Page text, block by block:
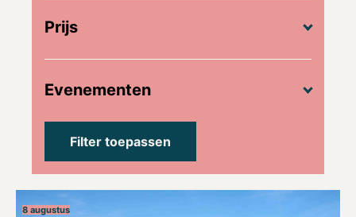
Prijs
Evenementen
8 augustus